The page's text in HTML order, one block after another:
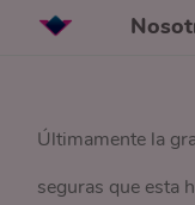
Últimamente la
seguras que esta